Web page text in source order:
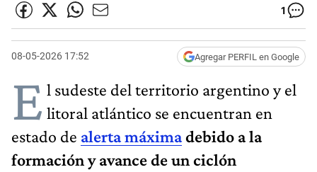
1
08-05-2026 17:52 Agregar PERFIL en Google
E l sudeste del territorio argentino y el
litoral atlántico se encuentran en
estado de alerta máximadebido a la
formación y avance de un ciclón